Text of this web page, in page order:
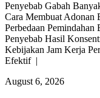
Penyebab Gabah
Cara Membuat Adonan
Perbedaan
Penyebab Hasil
Kebijakan Jam Kerja
Efektif |
August 6, 2026